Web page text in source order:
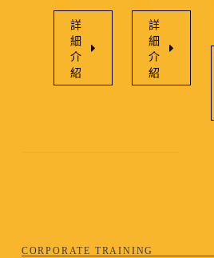
詳
細
介
紹
詳
細
介
紹
CORPORATE TRAINING